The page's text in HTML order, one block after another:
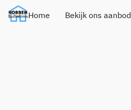
Home Bekijk ons aanbod